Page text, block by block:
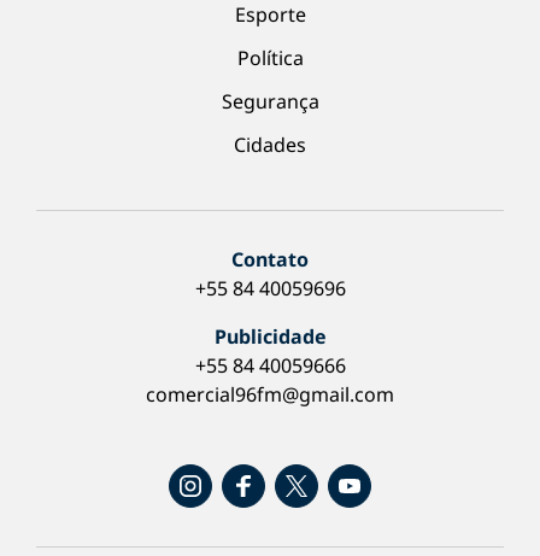
Esporte
Política
Segurança
Cidades
Contato
+55 84 40059696
Publicidade
+55 84 40059666
comercial96fm@gmail.com